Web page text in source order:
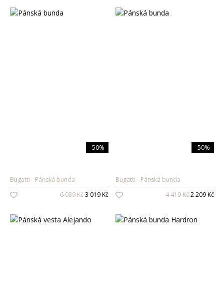
-50%
Bugatti
Pánská bunda
6 039 Kč3 019 Kč
-50%
Bugatti
Pánská bunda
4 419 Kč2 209 Kč